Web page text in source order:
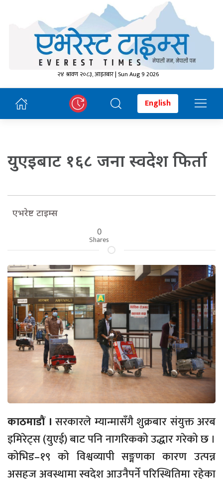
२४ श्रावण २०८३, आइतबार | Sun Aug 9 2026
English
युएइबाट १६८ जना स्वदेश फिर्ता
एभरेष्ट टाइम्स
0
Shares
काठमाडाैं । सरकारले म्यान्मासँगै शुक्रबार संयुक्त अरब
इमिरेट्स (युएई) बाट पनि नागरिकको उद्धार गरेको छ ।
कोभिड–१९ को विश्वव्यापी सङ्मणका कारण उत्पन्न
असहज अवस्थामा स्वदेश आउनैपर्ने परिस्थितिमा रहेका